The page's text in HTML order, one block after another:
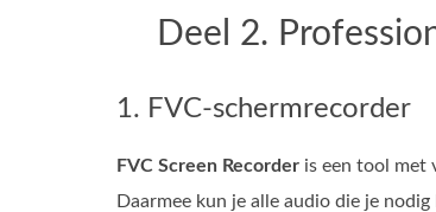
Deel 2.
1. FVC-schermrecorder
FVC Screen Recorder is een tool met
Daarmee kun je alle audio die je